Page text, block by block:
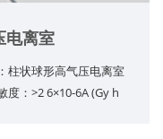
电离室
柱状球形高气压电离室
度：>2 6×10-6A (Gy h